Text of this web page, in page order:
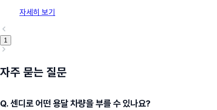
자세히 보기
1
자주 묻는 질문
Q.센디로 어떤 용달 차량을 부를 수 있나요?